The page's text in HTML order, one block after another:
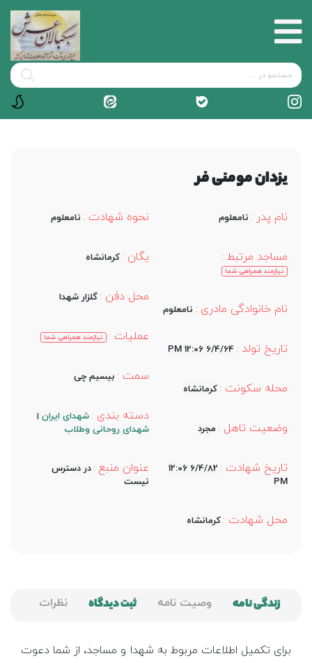
یزدان مومنی فر
نام پدر : نامعلوم
مساجد مرتبط :
نیازمند همراهی شما
نام خانوادگی مادری : نامعلوم
تاریخ تولد : 6/4/64 12:06 PM
محله سکونت : کرمانشاه
وضعیت تاهل : مجرد
تاریخ شهادت :
6/4/82 12:06
PM
محل شهادت : کرمانشاه
نحوه شهادت : نامعلوم
یگان : کرمانشاه
محل دفن : گلزار شهدا
عملیات : نیازمند همراهی شما
سمت : بیسیم چی
دسته بندی : شهدای ایران |
شهدای روحانی وطلاب
عنوان منبع : در دسترس
نیست
زندگی نامه وصیت نامه ثبت دیدگاه نظرات
برای تکمیل اطلاعات مربوط به شهدا و مساجد، از شما دعوت